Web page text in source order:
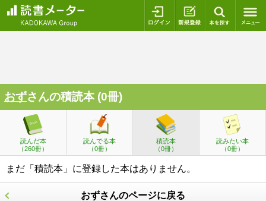
ログイン 新規登録
おずさんの積読本 (0冊)
読んだ本
（260冊）
読んでる本
（0冊）
積読本
（0冊）
読みたい本
（0冊）
まだ「積読本」に登録した本はありません。
おずさんのページに戻る